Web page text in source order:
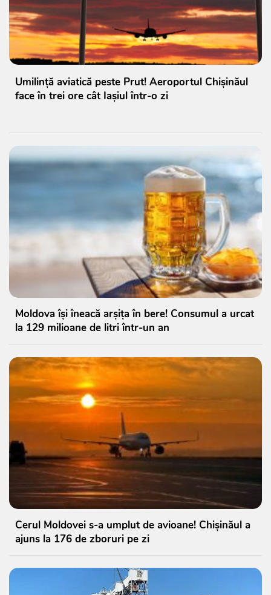
Umilință aviatică peste Prut! Aeroportul Chișinăul
face în trei ore cât Iașiul într-o zi
Moldova își îneacă arșița în bere! Consumul a urcat
la 129 milioane de litri într-un an
Cerul Moldovei s-a umplut de avioane! Chișinăul a
ajuns la 176 de zboruri pe zi